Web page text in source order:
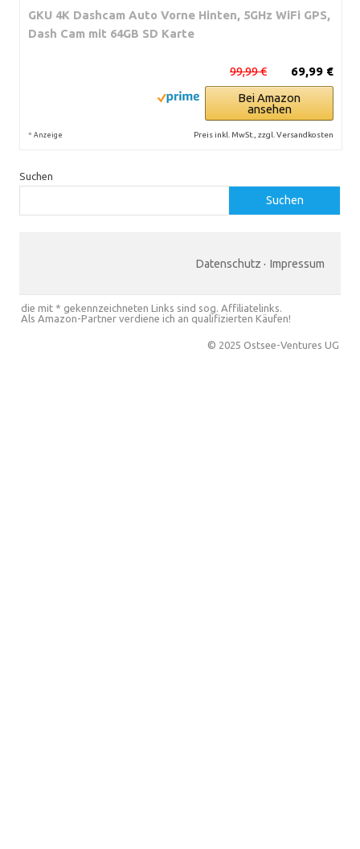
GKU 4K Dashcam Auto Vorne Hinten, 5GHz WiFi GPS,
Dash Cam mit 64GB SD Karte
69,99 €
99,99 €
Bei Amazon
ansehen
* Anzeige Preis inkl. MwSt., zzgl. Versandkosten
Suchen
Suchen
Datenschutz · Impressum
die mit * gekennzeichneten Links sind sog. Affiliatelinks.
Als Amazon-Partner verdiene ich an qualifizierten Käufen!
© 2025 Ostsee-Ventures UG